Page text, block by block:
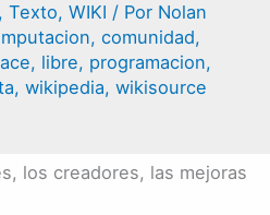
, Texto, WIKI / Por Nolan
, comunidad,
, libre, programacion,
, wikipedia, wikisource
los creadores, las mejoras